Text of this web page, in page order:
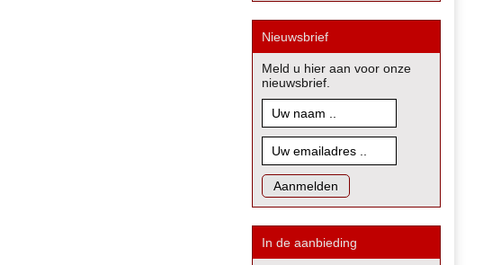
Nieuwsbrief
Meld u hier aan voor onze
nieuwsbrief.
In de aanbieding